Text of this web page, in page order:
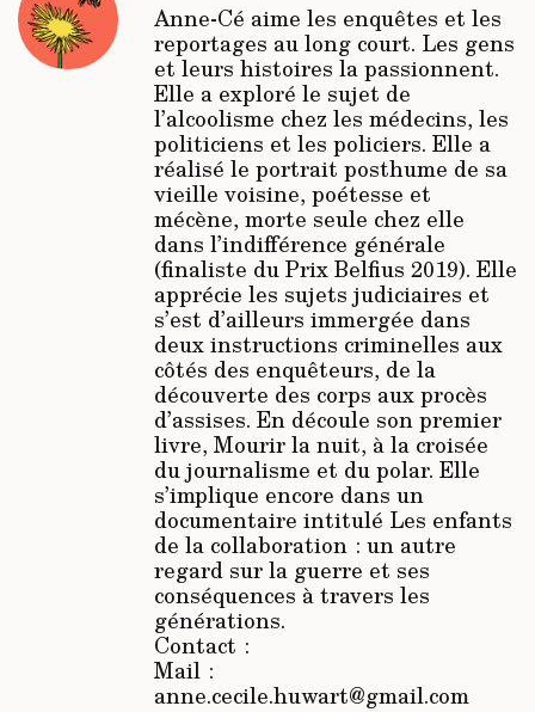
Anne-Cé aime les enquêtes et les
reportages au long court. Les gens
et leurs histoires la passionnent.
Elle a exploré le sujet de
l’alcoolisme chez les médecins, les
politiciens et les policiers. Elle a
réalisé le portrait posthume de sa
vieille voisine, poétesse et
mécène, morte seule chez elle
dans l’indifférence générale
(finaliste du Prix Belfius 2019). Elle
apprécie les sujets judiciaires et
s’est d’ailleurs immergée dans
deux instructions criminelles aux
côtés des enquêteurs, de la
découverte des corps aux procès
d’assises. En découle son premier
livre, Mourir la nuit, à la croisée
du journalisme et du polar. Elle
s’implique encore dans un
documentaire intitulé Les enfants
de la collaboration: un autre
regard sur la guerre et ses
conséquences à travers les
générations.
Contact :
Mail :
anne.cecile.huwart@gmail.com